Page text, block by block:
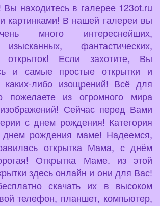
Вы находитесь в галерее 123ot.ru
картинками! В нашей галереи вы
много интереснейших,
фантастических,
открыток! Если захотите, Вы
и самые простые открытки и
каких-либо изощрений! Всё для
пожелаете из огромного мира
Сейчас перед Вами
с днем рождения! Категория
днем рождения маме! Надеемся,
открытка Мама, с днём
Открытка Маме. из этой
здесь онлайн и они для Вас!
скачать их в высоком
телефон, планшет, компьютер,